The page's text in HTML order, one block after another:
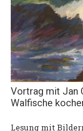
Vortrag mit Jan
Walfische
Lesung mit